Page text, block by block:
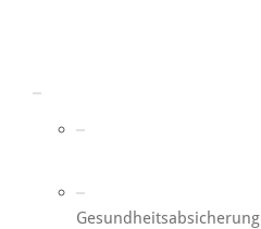
Gesundheitsabsicherung